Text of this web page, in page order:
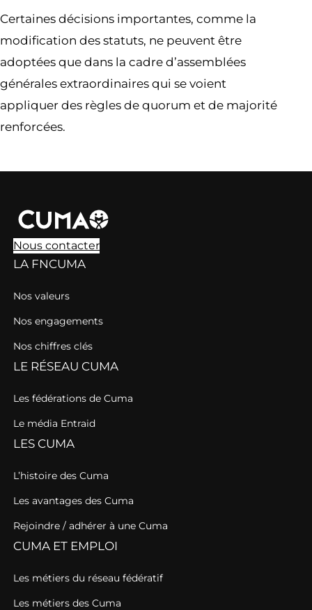
Certaines décisions importantes, comme la
modification des statuts, ne peuvent être
adoptées que dans la cadre d’assemblées
générales extraordinaires qui se voient
appliquer des règles de quorum et de majorité
renforcées.
Nous contacter
LA FNCUMA
Nos valeurs
Nos engagements
Nos chiffres clés
LE RÉSEAU CUMA
Les fédérations de Cuma
Le média Entraid
LES CUMA
L’histoire des Cuma
Les avantages des Cuma
Rejoindre / adhérer à une Cuma
CUMA ET EMPLOI
Les métiers du réseau fédératif
Les métiers des Cuma